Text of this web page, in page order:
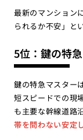
最新のマンション
られるか不安」と
5位：鍵の特
鍵の特急マスター
短スピードでの現
も主要な幹線道路
帯を問わない安定